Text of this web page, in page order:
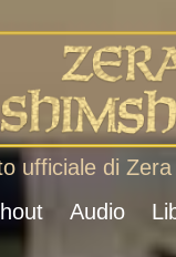
ufficiale di
Audio